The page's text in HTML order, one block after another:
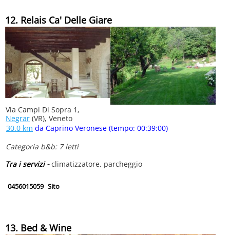
12. Relais Ca' Delle Giare
Via Campi Di Sopra 1,
Negrar (VR), Veneto
30.0 km da Caprino Veronese (tempo: 00:39:00)
Categoria b&b: 7 letti
Tra i servizi -climatizzatore, parcheggio
0456015059 Sito
13. Bed & Wine